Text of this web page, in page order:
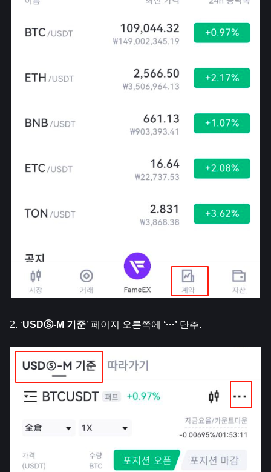
2. ‘USDⓈ-M 기준’ 페이지 오른쪽에 ‘···’ 단추.